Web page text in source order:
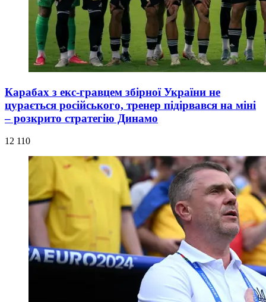
Карабах з екс-гравцем збірної України не
цурається російського, тренер підірвався на міні
– розкрито стратегію Динамо
12 110